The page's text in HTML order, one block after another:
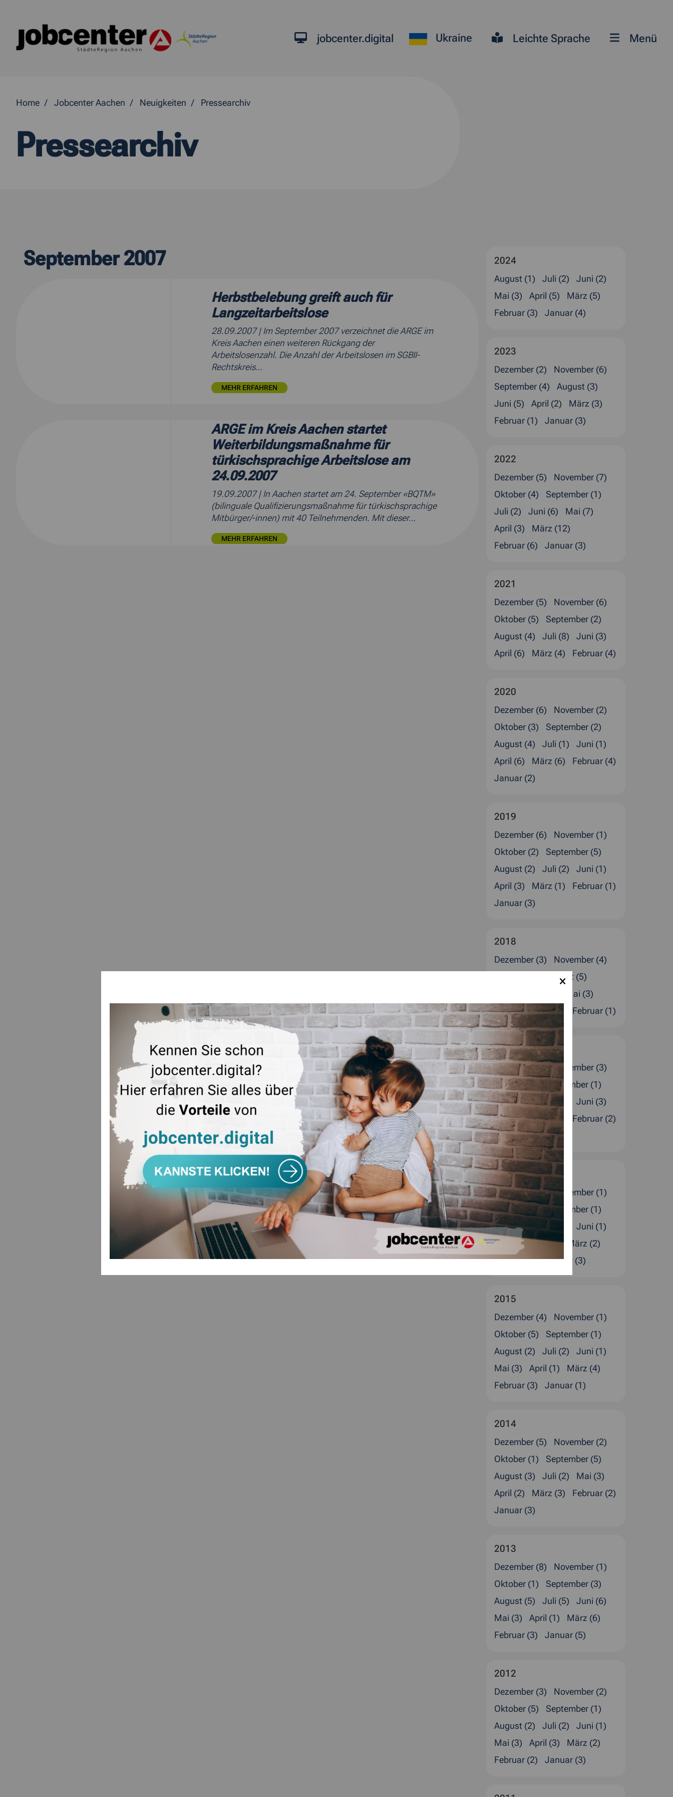
jobcenter.digital Ukraine Leichte Sprache Menü
Home Jobcenter Aachen Neuigkeiten Pressearchiv
Pressearchiv
September 2007
Herbstbelebung greift auch für
Langzeitarbeitslose
28.09.2007 | Im September 2007 verzeichnet die ARGE im
Kreis Aachen einen weiteren Rückgang der
Arbeitslosenzahl. Die Anzahl der Arbeitslosen im SGBII-
Rechtskreis…
MEHR ERFAHREN
ARGE im Kreis Aachen startet
Weiterbildungsmaßnahme für
türkischsprachige Arbeitslose am
24.09.2007
19.09.2007 | In Aachen startet am 24. September «BQTM»
(bilinguale Qualifizierungsmaßnahme für türkischsprachige
Mitbürger/-innen) mit 40 Teilnehmenden. Mit dieser…
MEHR ERFAHREN
2024
August (1) Juli (2)
Juni (2)
Mai (3)
April (5)
März (5)
Februar (3)
Januar (4)
2023
Dezember (2)
November (6)
September (4)
August (3)
Juni (5)
April (2)
März (3)
Februar (1)
Januar (3)
2022
Dezember (5)
November (7)
Oktober (4)
September (1)
Juli (2)
Juni (6)
Mai (7)
April (3)
März (12)
Februar (6)
Januar (3)
2021
Dezember (5)
November (6)
Oktober (5)
September (2)
August (4)
Juli (8)
Juni (3)
April (6)
März (4) Februar (4)
2020
Dezember (6)
November (2)
Oktober (3)
September (2)
August (4)
Juli (1)
Juni (1)
April (6)
März (6)
Februar (4)
Januar (2)
2019
Dezember (6)
November (1)
Oktober (2)
September (5)
August (2)
Juli (2)
Juni (1)
April (3)
März (1)
Februar (1)
Januar (3)
2018
Dezember (3)
November (4)
August (5)
Mai (3)
April (1)
März (2) Februar (1)
2017
Dezember (4)
November (3)
Oktober (2)
September (1)
August (1)
Juli (4)
Juni (3)
April (2)
März (1)
Februar (2)
Januar (4)
2016
Dezember (5)
November (1)
Oktober (1)
September (1)
August (4)
Juli (2)
Juni (1)
Mai (1)
April (4)
März (2)
Februar (4)
Januar (3)
2015
Dezember (4)
November (1)
Oktober (5)
September (1)
August (2)
Juli (2)
Juni (1)
Mai (3)
April (1)
März (4)
Februar (3)
Januar (1)
2014
Dezember (5)
November (2)
Oktober (1)
September (5)
August (3)
Juli (2)
Mai (3)
April (2)
März (3)
Februar (2)
Januar (3)
2013
Dezember (8)
November (1)
Oktober (1)
September (3)
August (5)
Juli (5)
Juni (6)
Mai (3)
April (1)
März (6)
Februar (3)
Januar (5)
2012
Dezember (3)
November (2)
Oktober (5)
September (1)
August (2)
Juli (2)
Juni (1)
Mai (3)
April (3)
März (2)
Februar (2)
Januar (3)